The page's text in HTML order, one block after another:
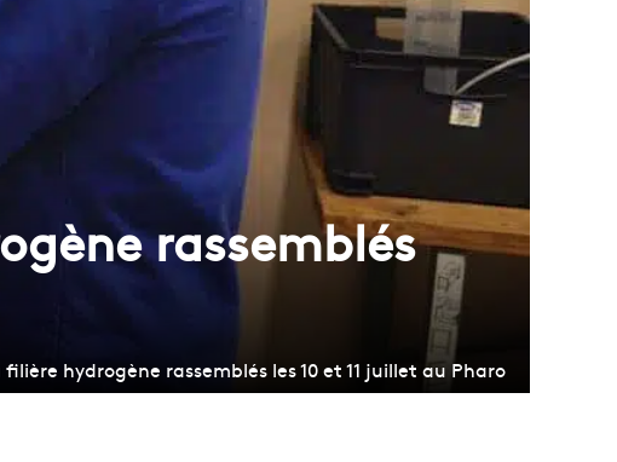
rassemblés
filière hydrogène rassemblés les 10 et 11 juillet au Pharo